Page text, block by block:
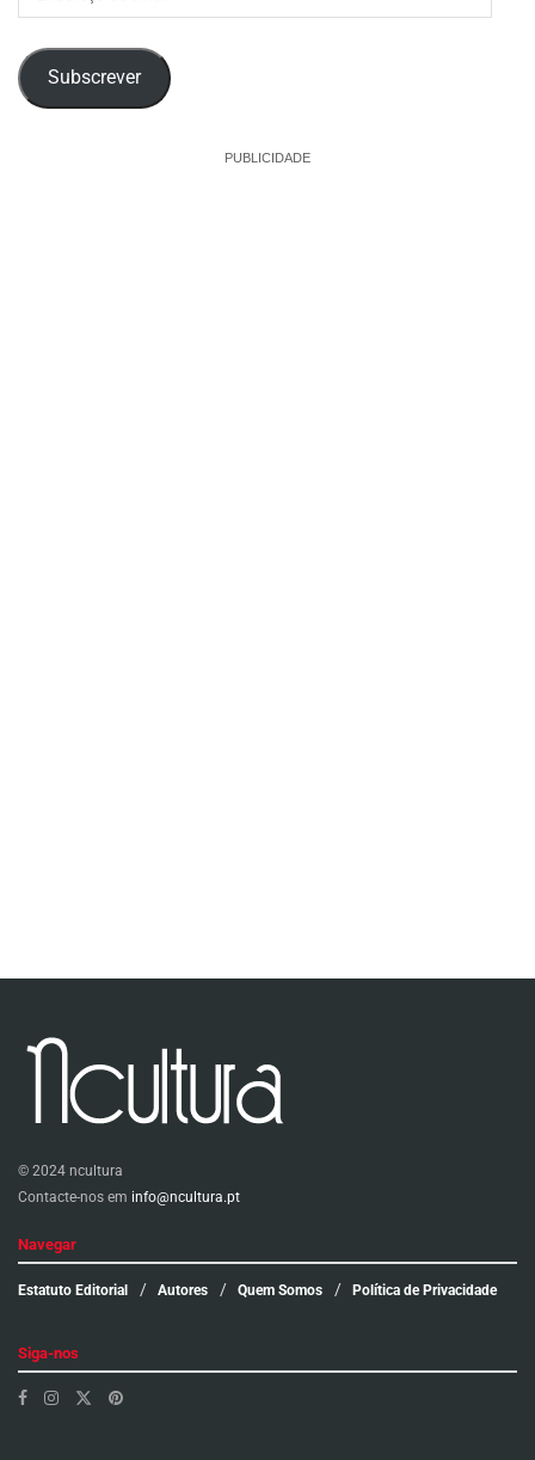
Subscrever
PUBLICIDADE
© 2024 ncultura
Contacte-nos em info@ncultura.pt
Navegar
Estatuto Editorial Autores Quem Somos Política de Privacidade
Siga-nos